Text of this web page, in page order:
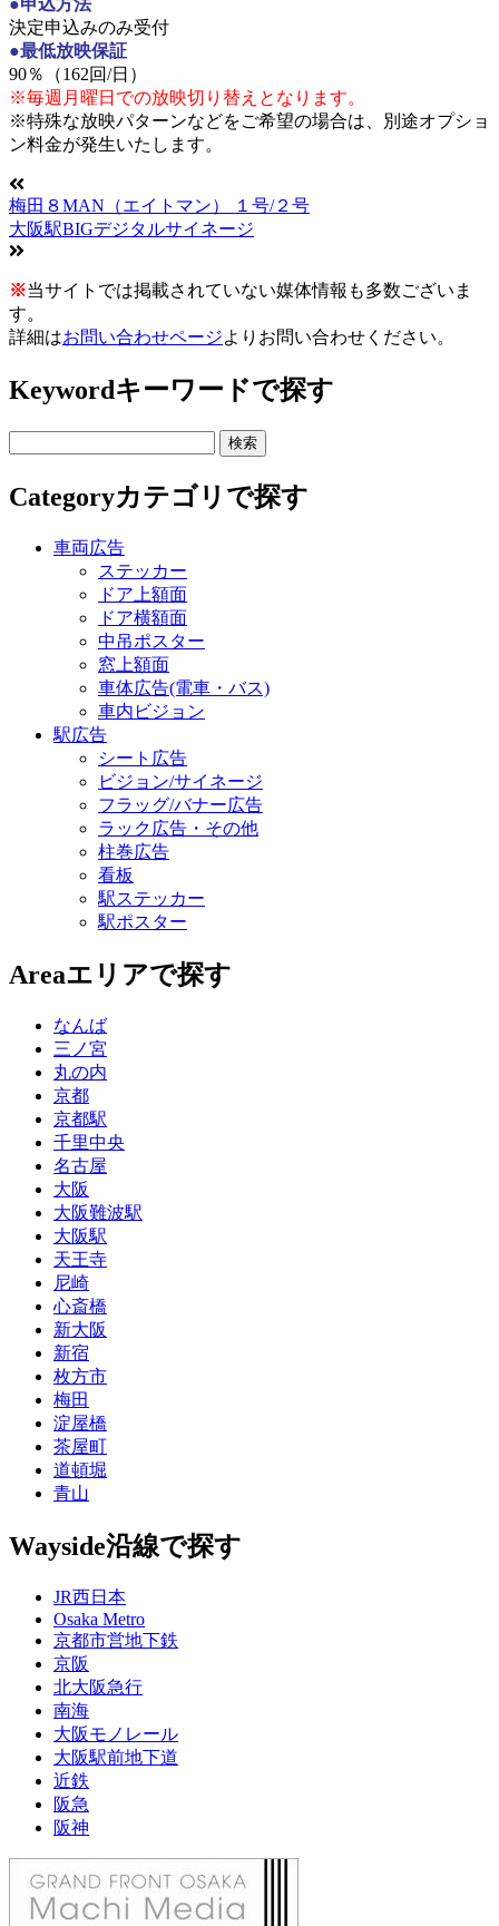
●申込方法
決定申込みのみ受付
●最低放映保証
90％（162回/日）
※毎週月曜日での放映切り替えとなります。
※特殊な放映パターンなどをご希望の場合は、別途オプショ
ン料金が発生いたします。
梅田８MAN（エイトマン） １号/２号
大阪駅BIGデジタルサイネージ
※当サイトでは掲載されていない媒体情報も多数ございま
す。
詳細はお問い合わせページよりお問い合わせください。
Keywordキーワードで探す
Categoryカテゴリで探す
車両広告
ステッカー
ドア上額面
ドア横額面
中吊ポスター
窓上額面
車体広告(電車・バス)
車内ビジョン
駅広告
シート広告
ビジョン/サイネージ
フラッグ/バナー広告
ラック広告・その他
柱巻広告
看板
駅ステッカー
駅ポスター
Areaエリアで探す
なんば
三ノ宮
丸の内
京都
京都駅
千里中央
名古屋
大阪
大阪難波駅
大阪駅
天王寺
尼崎
心斎橋
新大阪
新宿
枚方市
梅田
淀屋橋
茶屋町
道頓堀
青山
Wayside沿線で探す
JR西日本
Osaka Metro
京都市営地下鉄
京阪
北大阪急行
南海
大阪モノレール
大阪駅前地下道
近鉄
阪急
阪神